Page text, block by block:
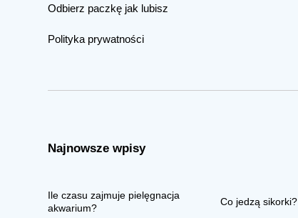
Odbierz paczkę jak lubisz
Polityka prywatności
Najnowsze wpisy
Ile czasu zajmuje pielęgnacja
akwarium?
Co jedzą sikorki?